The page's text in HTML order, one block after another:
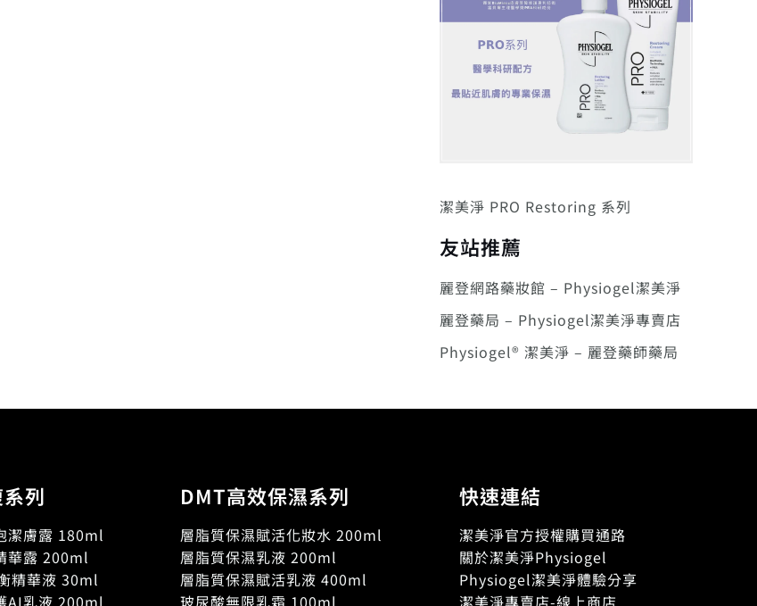
潔美淨 PRO Restoring 系列
友站推薦
麗登網路藥妝館 – Physiogel潔美淨
麗登藥局 – Physiogel潔美淨專賣店
Physiogel® 潔美淨 – 麗登藥師藥局
列
潔膚露 180ml
華露 200ml
精華液 30ml
DMT高效保濕系列
層脂質保濕賦活化妝水 200ml
層脂質保濕乳液 200ml
層脂質保濕賦活乳液 400ml
快速連結
潔美淨官方授權購買通路
關於潔美淨Physiogel
Physiogel潔美淨體驗分享